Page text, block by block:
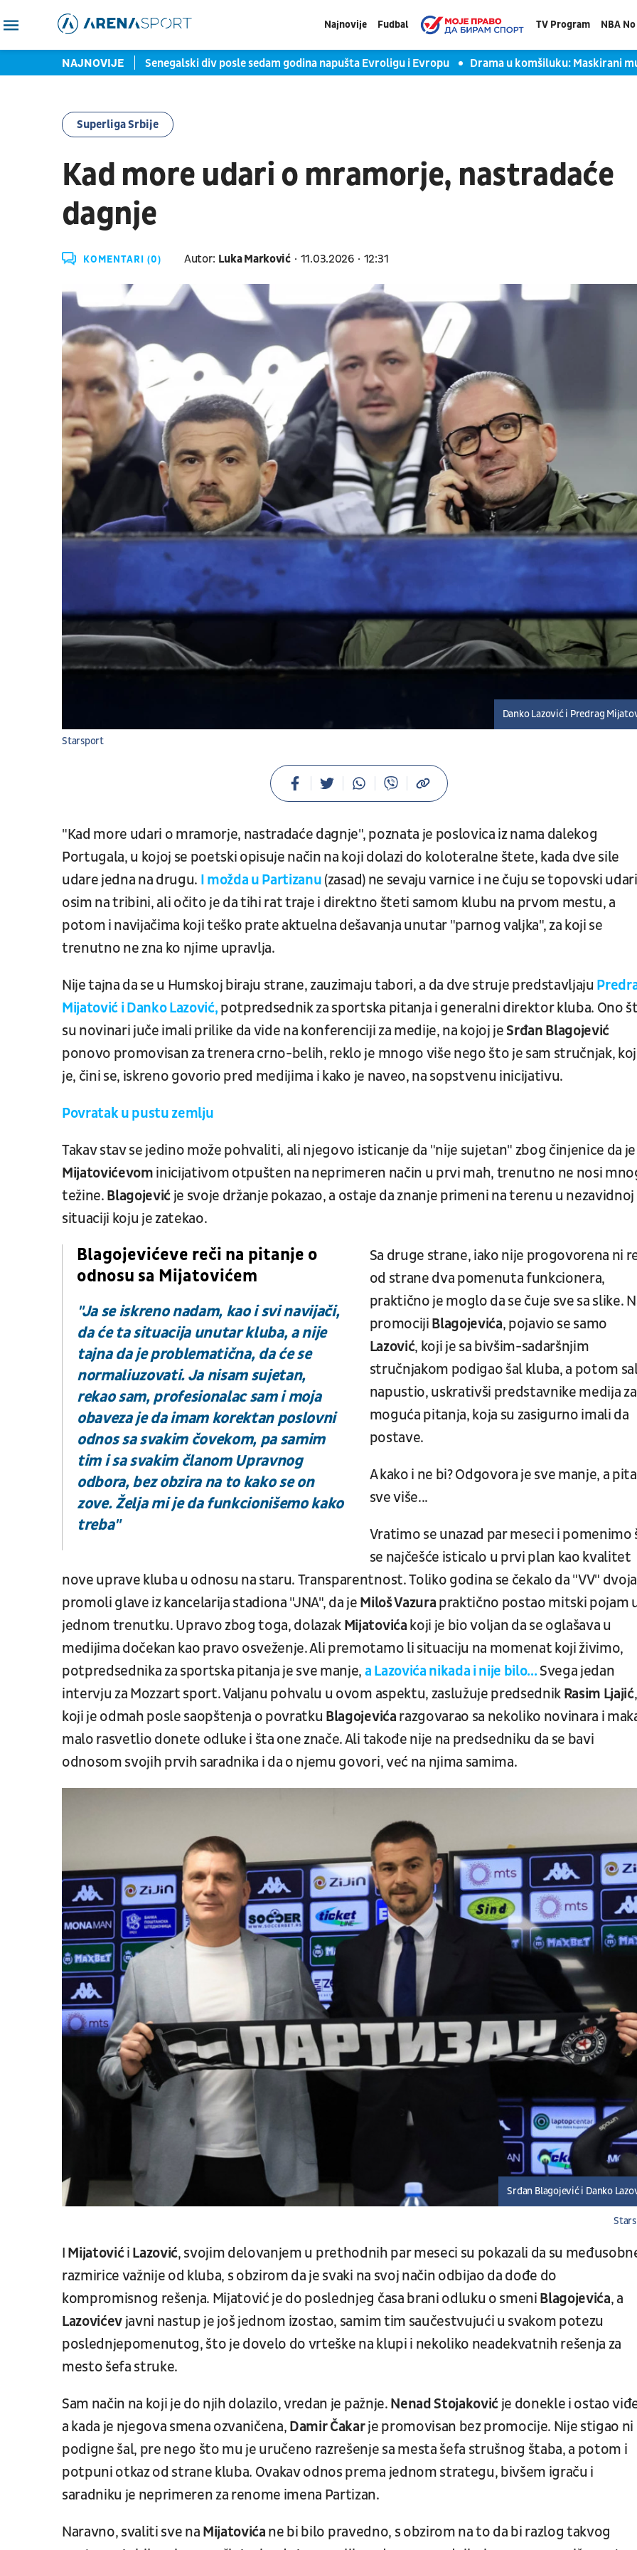
Najnovije Fudbal TV Program NBA
NAJNOVIJE
čovek od čvrste reči Senegalski div posle sedam godina napušta Evroligu i Evropu Drama u komšiluku: Maskirani
Superliga Srbije
Kad more udari o mramorje, nastradaće
dagnje
KOMENTARI (0) Autor: Luka Marković 11.03.2026 12:31
Starsport
Danko Lazović i Predrag
"Kad more udari o mramorje, nastradaće dagnje", poznata je poslovica iz nama dalekog
Portugala, u kojoj se poetski opisuje način na koji dolazi do koloteralne štete, kada dve sile
udare jedna na drugu. I možda u Partizanu (zasad) ne sevaju varnice i ne čuju se topovski
osim na tribini, ali očito je da tihi rat traje i direktno šteti samom klubu na prvom mestu, a
potom i navijačima koji teško prate aktuelna dešavanja unutar "parnog valjka", za koji se
trenutno ne zna ko njime upravlja.
Nije tajna da se u Humskoj biraju strane, zauzimaju tabori, a da dve struje predstavljaju
Mijatović i Danko Lazović, potpredsednik za sportska pitanja i generalni direktor kluba. Ono
su novinari juče imali prilike da vide na konferenciji za medije, na kojoj je Srđan Blagojević
ponovo promovisan za trenera crno-belih, reklo je mnogo više nego što je sam stručnjak,
je, čini se, iskreno govorio pred medijima i kako je naveo, na sopstvenu inicijativu.
Povratak u pustu zemlju
Takav stav se jedino može pohvaliti, ali njegovo isticanje da "nije sujetan" zbog činjenice da je
Mijatovićevom inicijativom otpušten na neprimeren način u prvi mah, trenutno ne nosi
težine. Blagojević je svoje držanje pokazao, a ostaje da znanje primeni na terenu u nezavidnoj
situaciji koju je zatekao.
Blagojevićeve reči na pitanje o
odnosu sa Mijatovićem
"Ja se iskreno nadam, kao i svi navijači,
da će ta situacija unutar kluba, a nije
tajna da je problematična, da će se
normaliuzovati. Ja nisam sujetan,
rekao sam, profesionalac sam i moja
obaveza je da imam korektan poslovni
odnos sa svakim čovekom, pa samim
tim i sa svakim članom Upravnog
odbora, bez obzira na to kako se on
zove. Želja mi je da funkcionišemo kako
treba"
Sa druge strane, iako nije progovorena ni
od strane dva pomenuta funkcionera,
praktično je moglo da se čuje sve sa slike.
promociji Blagojevića, pojavio se samo
Lazović, koji je sa bivšim-sadaršnjim
stručnjakom podigao šal kluba, a potom
napustio, uskrativši predstavnike medija za
moguća pitanja, koja su zasigurno imali da
postave.
A kako i ne bi? Odgovora je sve manje, a
sve više...
Vratimo se unazad par meseci i pomenimo
se najčešće isticalo u prvi plan kao kvalitet
nove uprave kluba u odnosu na staru. Transparentnost. Toliko godina se čekalo da "VV"
promoli glave iz kancelarija stadiona "JNA", da je Miloš Vazura praktično postao mitski pojam
jednom trenutku. Upravo zbog toga, dolazak Mijatovića koji je bio voljan da se oglašava u
medijima dočekan kao pravo osveženje. Ali premotamo li situaciju na momenat koji živimo,
potpredsednika za sportska pitanja je sve manje, a Lazovića nikada i nije bilo... Svega jedan
intervju za Mozzart sport. Valjanu pohvalu u ovom aspektu, zaslužuje predsednik Rasim Ljajić,
koji je odmah posle saopštenja o povratku Blagojevića razgovarao sa nekoliko novinara i
malo rasvetlio donete odluke i šta one znače. Ali takođe nije na predsedniku da se bavi
odnosom svojih prvih saradnika i da o njemu govori, već na njima samima.
Srđan Blagojević i Danko
I Mijatovići Lazović, svojim delovanjem u prethodnih par meseci su pokazali da su
razmirice važnije od kluba, s obzirom da je svaki na svoj način odbijao da dođe do
kompromisnog rešenja. Mijatović je do poslednjeg časa brani odluku o smeni Blagojevića, a
Lazovićev javni nastup je još jednom izostao, samim tim saučestvujući u svakom potezu
poslednjepomenutog, što je dovelo do vrteške na klupi i nekoliko neadekvatnih rešenja za
mesto šefa struke.
Sam način na koji je do njih dolazilo, vredan je pažnje. Nenad Stojaković je donekle i ostao
a kada je njegova smena ozvaničena, Damir Čakarje promovisan bez promocije. Nije stigao ni
podigne šal, pre nego što mu je uručeno razrešenje sa mesta šefa strušnog štaba, a potom i
potpuni otkaz od strane kluba. Ovakav odnos prema jednom strategu, bivšem igraču i
saradniku je neprimeren za renome imena Partizan.
Naravno, svaliti sve na Mijatovića ne bi bilo pravedno, s obzirom na to da bi razlog takvog